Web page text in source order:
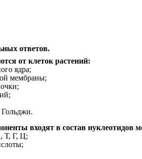
ответов.
от клеток растений:
ядра;
мембраны;
Гольджи.
входят в состав нуклеотидов
Т, Г, Ц;